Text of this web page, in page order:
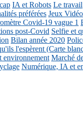
IA et Robots Le travail
préférées Jeux
Covid-19 vague 1
post-Covid Selfie et
Bilan année 2020
l'espèrent (Carte
environnement Marché
Numérique, IA et